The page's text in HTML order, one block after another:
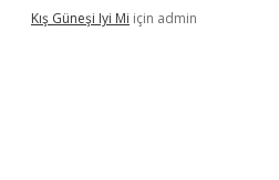
Kış Güneşi Iyi Mi için admin